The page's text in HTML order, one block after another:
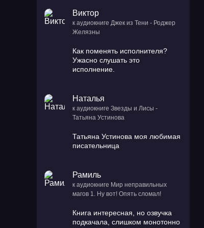
Виктор
к аудиокниге Джек из Тени - Роджер
Желязны
Как поменять исполнителя?
Ужасно слушать это
исполнение.
Наталья
к аудиокниге Звезды и Лисы -
Татьяна Устинова
Татьяна Устинова моя любимая
писательница
Рамиль
к аудиокниге Мир неправильных
магов 1. Ну вот! Опять сломал!
Книга интересная, но озвучка
подкачала, слишком монотонно